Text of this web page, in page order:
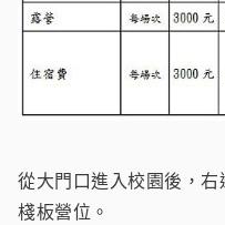
從大門口進入校園後，
棧板營位。